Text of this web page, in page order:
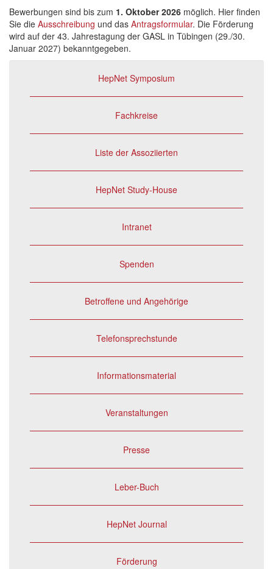
Bewerbungen sind bis zum 1. Oktober 2026 möglich. Hier finden
Sie die Ausschreibung und das Antragsformular. Die Förderung
wird auf der 43. Jahrestagung der GASL in Tübingen (29./30.
Januar 2027) bekanntgegeben.
HepNet Symposium
Fachkreise
Liste der Assoziierten
HepNet Study-House
Intranet
Spenden
Betroffene und Angehörige
Telefonsprechstunde
Informationsmaterial
Veranstaltungen
Presse
Leber-Buch
HepNet Journal
Förderung